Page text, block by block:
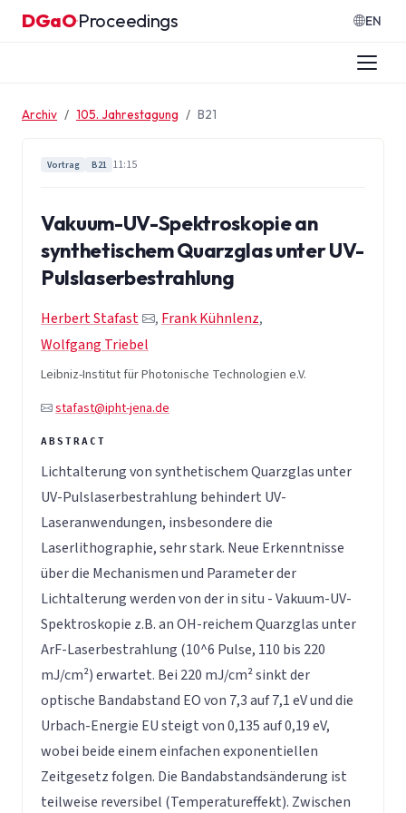
Zum Inhalt springen
DGaO·Proceedings EN
Archiv 105. Jahrestagung B21
Vortrag B21 11:15
Vakuum-UV-Spektroskopie an
synthetischem Quarzglas unter UV-
Pulslaserbestrahlung
Herbert Stafast , Frank Kühnlenz,
Wolfgang Triebel
Leibniz-Institut für Photonische Technologien e.V.
stafast@ipht-jena.de
Lichtalterung von synthetischem Quarzglas unter
UV-Pulslaserbestrahlung behindert UV-
Laseranwendungen, insbesondere die
Laserlithographie, sehr stark. Neue Erkenntnisse
über die Mechanismen und Parameter der
Lichtalterung werden von der in situ - Vakuum-UV-
Spektroskopie z.B. an OH-reichem Quarzglas unter
ArF-Laserbestrahlung (10^6 Pulse, 110 bis 220
mJ/cm²) erwartet. Bei 220 mJ/cm² sinkt der
optische Bandabstand EO von 7,3 auf 7,1 eV und die
Urbach-Energie EU steigt von 0,135 auf 0,19 eV,
wobei beide einem einfachen exponentiellen
Zeitgesetz folgen. Die Bandabstandsänderung ist
teilweise reversibel (Temperatureffekt). Zwischen